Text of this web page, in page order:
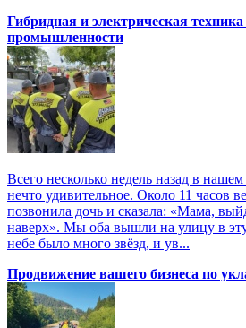
Гибридная и электрическая
промышленности
Всего несколько недель назад в
нечто удивительное. Около 11 часов
позвонила дочь и сказала: «Мама,
наверх». Мы оба вышли на улицу в
небе было много звёзд, и ув...
Продвижение вашего бизнеса по